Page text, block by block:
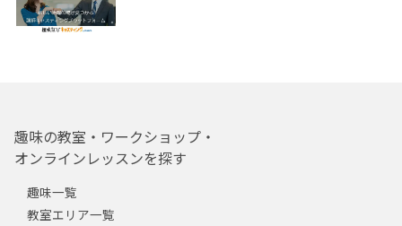
趣味の教室・ワークショップ・
オンラインレッスンを探す
趣味一覧
教室エリア一覧